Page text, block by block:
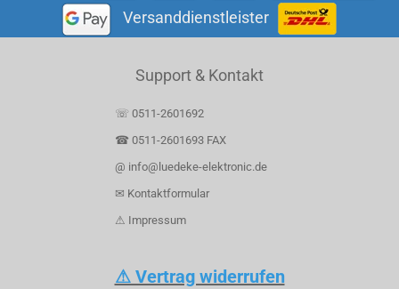
Versanddienstleister
Support & Kontakt
☏ 0511-2601692
☎ 0511-2601693 FAX
@ info@luedeke-elektronic.de
✉ Kontaktformular
⚠ Impressum
⚠ Vertrag widerrufen